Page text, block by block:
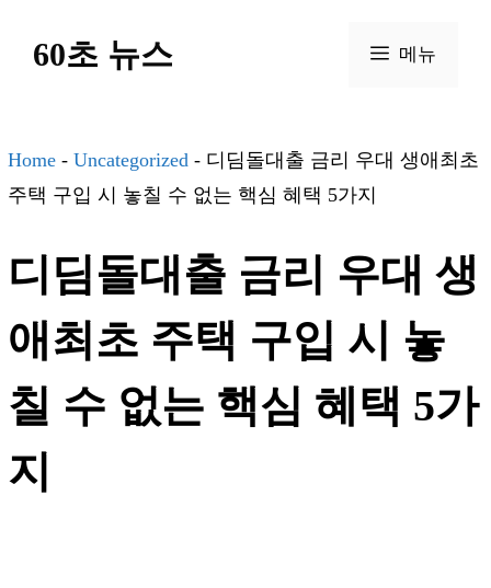
건
너
기
60초 뉴스 메뉴
Home - Uncategorized - 디딤돌대출 금리 우대 생애최초
주택 구입 시 놓칠 수 없는 핵심 혜택 5가지
디딤돌대출 금리 우대 생
애최초 주택 구입 시 놓
칠 수 없는 핵심 혜택 5가
지